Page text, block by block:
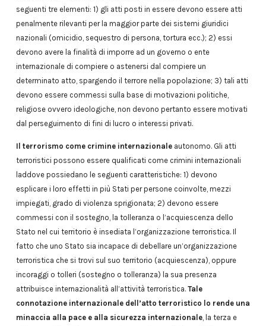
seguenti tre elementi: 1) gli atti posti in essere devono essere atti
penalmente rilevanti per la maggior parte dei sistemi giuridici
nazionali (omicidio, sequestro di persona, tortura ecc.); 2) essi
devono avere la finalità di imporre ad un governo o ente
internazionale di compiere o astenersi dal compiere un
determinato atto, spargendo il terrore nella popolazione; 3) tali atti
devono essere commessi sulla base di motivazioni politiche,
religiose ovvero ideologiche, non devono pertanto essere motivati
dal perseguimento di fini di lucro o interessi privati.
Il terrorismo come crimine internazionale autonomo. Gli atti
terroristici possono essere qualificati come crimini internazionali
laddove possiedano le seguenti caratteristiche: 1) devono
esplicare i loro effetti in più Stati per persone coinvolte, mezzi
impiegati, grado di violenza sprigionata; 2) devono essere
commessi con il sostegno, la tolleranza o l’acquiescenza dello
Stato nel cui territorio è insediata l’organizzazione terroristica. Il
fatto che uno Stato sia incapace di debellare un’organizzazione
terroristica che si trovi sul suo territorio (acquiescenza), oppure
incoraggi o tolleri (sostegno o tolleranza) la sua presenza
attribuisce internazionalità all’attività terroristica. Tale
connotazione internazionale dell’atto terroristico lo rende una
minaccia alla pace e alla sicurezza internazionale, la terza e